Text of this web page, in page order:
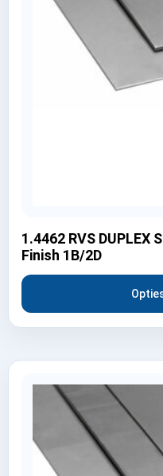
1.4462 RVS DUPLEX
Finish 1B/2D